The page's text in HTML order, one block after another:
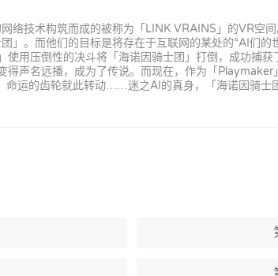
络技术构筑而成的被称为「LINK VRAINS」的VR空
。而他们的目标是将存在于互联网的某处的“AI们
压倒性的决斗将「海诺因骑士团」打倒，成功捕获
声名远播，成为了传说。而现在，作为「Playmaker
运的齿轮就此转动……迷之AI的真身，「海诺因骑士